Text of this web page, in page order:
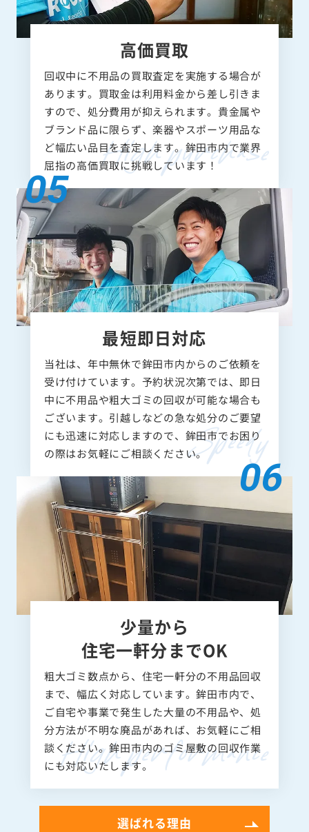
高価買取
回収中に不用品の買取査定を実施する場合が
あります。買取金は利用料金から差し引きま
すので、処分費用が抑えられます。貴金属や
ブランド品に限らず、楽器やスポーツ用品な
ど幅広い品目を査定します。鉾田市内で業界
屈指の高価買取に挑戦しています！
最短即日対応
当社は、年中無休で鉾田市内からのご依頼を
受け付けています。予約状況次第では、即日
中に不用品や粗大ゴミの回収が可能な場合も
ございます。引越しなどの急な処分のご要望
にも迅速に対応しますので、鉾田市でお困り
の際はお気軽にご相談ください。
少量から
住宅一軒分までOK
粗大ゴミ数点から、住宅一軒分の不用品回収
まで、幅広く対応しています。鉾田市内で、
ご自宅や事業で発生した大量の不用品や、処
分方法が不明な廃品があれば、お気軽にご相
談ください。鉾田市内のゴミ屋敷の回収作業
にも対応いたします。
選ばれる理由